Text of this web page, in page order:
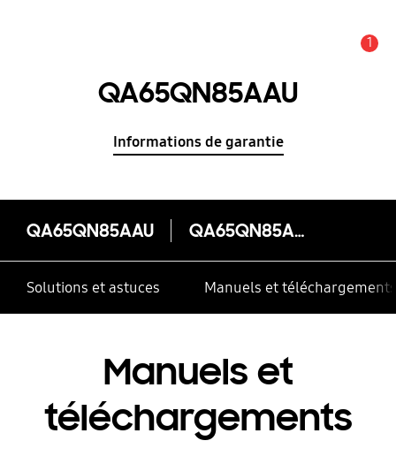
1
QA65QN85AAU
Informations de garantie
QA65QN85AAU QA65QN85AAU
Solutions et astuces Manuels et téléchargements
Manuels et
téléchargements